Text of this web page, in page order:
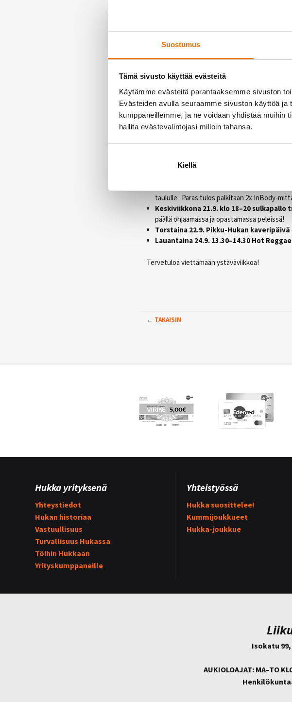
Suostumus
Tämä sivusto käyttää evästeitä
Käytämme evästeitä parantaaksemme sivuston
Evästeiden avulla seuraamme sivuston käyttöä
kumppaneillemme, ja ne voidaan yhdistää muihin
hallita evästevalintojasi milloin tahansa.
Kiellä
treenaamaan! Suositteluetuna
suosituksestasi liittyvästä kaverista!
Jäsenen kaveri:lämpimästi
Kaveripäivänä useampikin kaveri on tervetullut
voivat olla myös hiljattain aiemmalla vierailulla
ilmoittautuminen vastaanotossa yhdessä
kaverit ovat tervetulleita HukkaJuniorin
Tapahtumaa Hukan
KahvilaHukassa kaikki Fastin ja
taululle. Paras tulos palkitaan 2x InBody-
Keskiviikkona 21.9. klo 18–20
päällä ohjaamassa ja opastamassa peleissä!
Torstaina 22.9. Pikku-Hukan kaveripäivä
Lauantaina 24.9. 13.30–14.30 Hot
Tervetuloa viettämään ystäväviikkoa!
← TAKAISIN
Hukka yrityksenä
Yhteystiedot
Hukan historiaa
Vastuullisuus
Turvallisuus Hukassa
Töihin Hukkaan
Yrityskumppaneille
Yhteistyössä
Hukka suosittelee!
Kummijoukkueet
Hukka-joukkue
Isokatu 99,
AUKIOLOAJAT: MA–TO